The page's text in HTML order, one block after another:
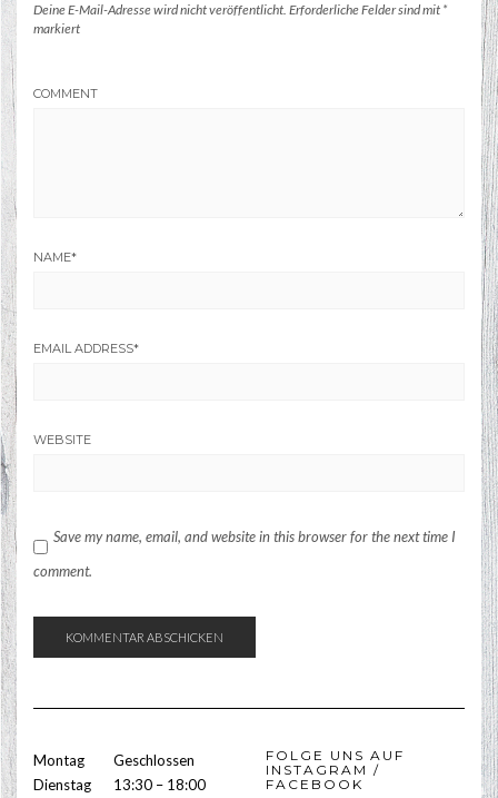
Deine E-Mail-Adresse wird nicht veröffentlicht. Erforderliche Felder sind mit *
markiert
COMMENT
NAME*
EMAIL ADDRESS*
WEBSITE
Save my name, email, and website in this browser for the next time I
comment.
Montag
Geschlossen
Dienstag
13:30 – 18:00
FOLGE UNS AUF
INSTAGRAM /
FACEBOOK